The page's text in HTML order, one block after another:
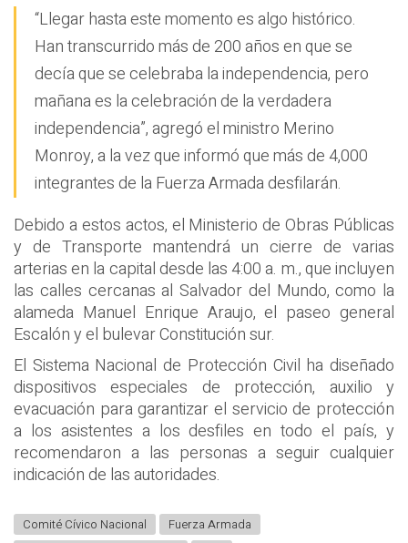
“Llegar hasta este momento es algo histórico.
Han transcurrido más de 200 años en que se
decía que se celebraba la independencia, pero
mañana es la celebración de la verdadera
independencia”, agregó el ministro Merino
Monroy, a la vez que informó que más de 4,000
integrantes de la Fuerza Armada desfilarán.
Debido a estos actos, el Ministerio de Obras Públicas
y de Transporte mantendrá un cierre de varias
arterias en la capital desde las 4:00 a. m., que incluyen
las calles cercanas al Salvador del Mundo, como la
alameda Manuel Enrique Araujo, el paseo general
Escalón y el bulevar Constitución sur.
El Sistema Nacional de Protección Civil ha diseñado
dispositivos especiales de protección, auxilio y
evacuación para garantizar el servicio de protección
a los asistentes a los desfiles en todo el país, y
recomendaron a las personas a seguir cualquier
indicación de las autoridades.
Comité Cívico Nacional
Fuerza Armada